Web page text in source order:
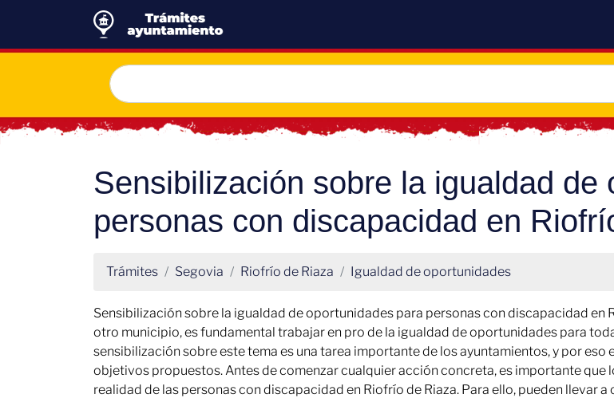
Sensibilización sobre la igualdad de
personas con discapacidad en
Trámites Segovia Riofrío de Riaza Igualdad de oportunidades
Sensibilización sobre la igualdad de oportunidades para personas con discapacidad en
otro municipio, es fundamental trabajar en pro de la igualdad de oportunidades para
sensibilización sobre este tema es una tarea importante de los ayuntamientos, y por
objetivos propuestos. Antes de comenzar cualquier acción concreta, es importante que
realidad de las personas con discapacidad en Riofrío de Riaza. Para ello, pueden llevar